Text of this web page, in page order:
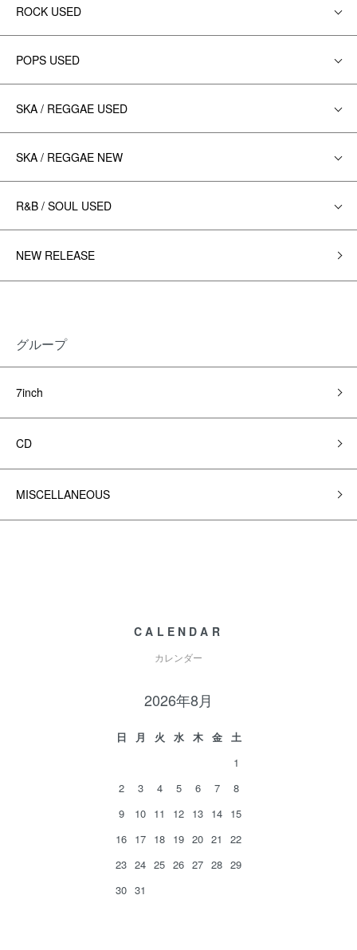
ROCK USED
POPS USED
SKA / REGGAE USED
SKA / REGGAE NEW
R&B / SOUL USED
NEW RELEASE
グループ
7inch
CD
MISCELLANEOUS
CALENDAR
カレンダー
2026年8月
日 月 火 水 木 金
土
1
2
3 4 5 6 7
8
9
10 11 12 13 14 15
16 17 18 19 20 21
22
23 24 25 26 27 28 29
30 31